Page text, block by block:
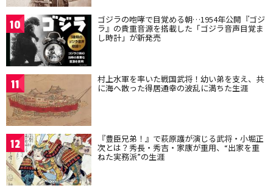
10 ゴジラの咆哮で目覚める朝…1954年公開『ゴジ
ラ』の貴重音源を搭載した「ゴジラ音声目覚ま
し時計」が新発売
11 村上水軍を率いた戦国武将！幼い弟を支え、共
に海へ散った得居通幸の波乱に満ちた生涯
12 『豊臣兄弟！』で萩原護が演じる武将・小堀正
次とは？秀長・秀吉・家康が重用、“出家を重
ねた実務派”の生涯